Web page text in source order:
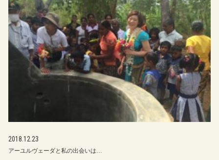
2018.12.23
アーユルヴェーダと私の出会いは…